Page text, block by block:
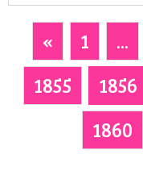
« 1 ...
1855
1856
1860